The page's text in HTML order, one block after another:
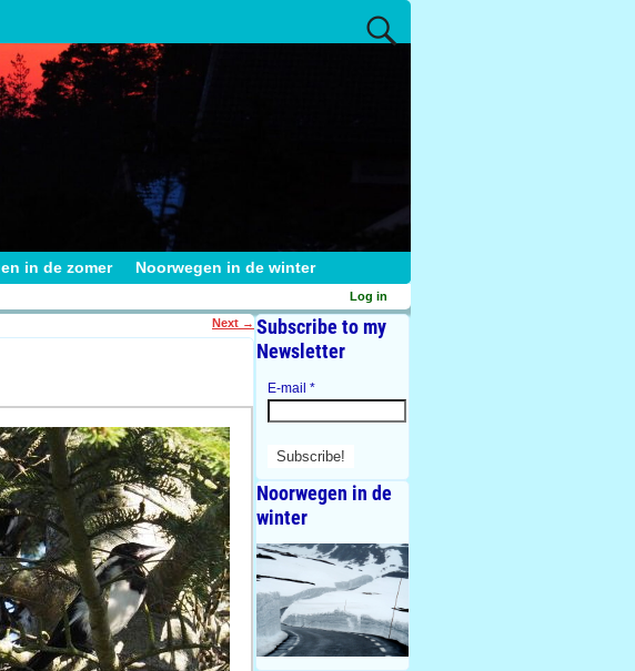
in de zomer Noorwegen in de winter
Log in
Next → Subscribe to my
Newsletter
E-mail *
Noorwegen in de
winter